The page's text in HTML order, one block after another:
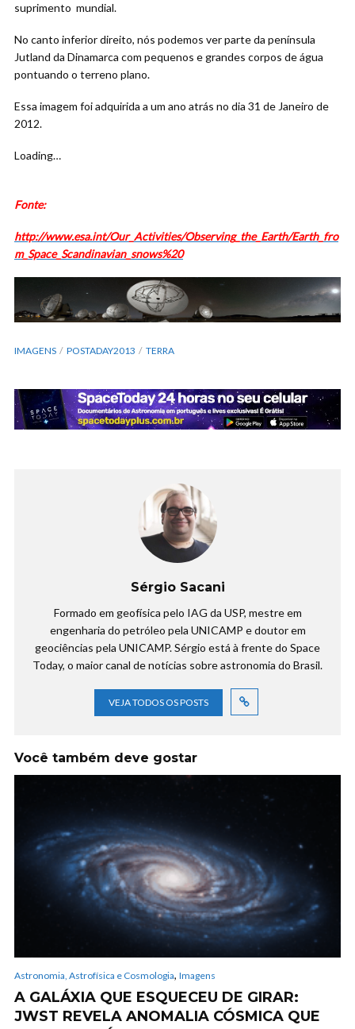
suprimento mundial.
No canto inferior direito, nós podemos ver parte da península
Jutland da Dinamarca com pequenos e grandes corpos de água
pontuando o terreno plano.
Essa imagem foi adquirida a um ano atrás no dia 31 de Janeiro de
2012.
Loading…
Fonte:
http://www.esa.int/Our_Activities/Observing_the_Earth/Earth_fro
m_Space_Scandinavian_snows%20
IMAGENS POSTADAY2013 TERRA
Sérgio Sacani
Formado em geofísica pelo IAG da USP, mestre em
engenharia do petróleo pela UNICAMP e doutor em
geociências pela UNICAMP. Sérgio está à frente do Space
Today, o maior canal de notícias sobre astronomia do Brasil.
VEJA TODOS OS POSTS
Você também deve gostar
Astronomia, Astrofísica e Cosmologia, Imagens
A GALÁXIA QUE ESQUECEU DE GIRAR:
JWST REVELA ANOMALIA CÓSMICA QUE